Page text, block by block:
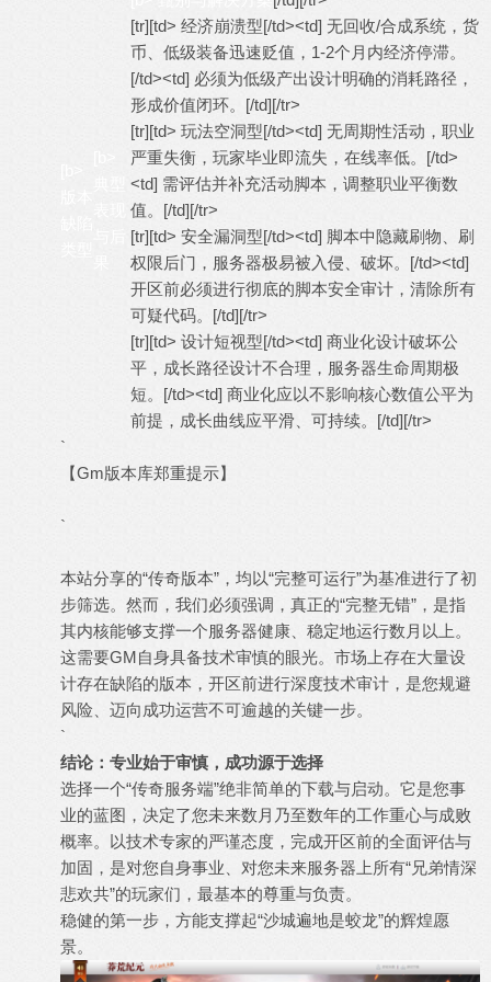
[tr][td> 经济崩溃型[/td><td] 无回收/合成系统，货
币、低级装备迅速贬值，1-2个月内经济停滞。
[/td><td] 必须为低级产出设计明确的消耗路径，
形成价值闭环。[/td][/tr>
[tr][td> 玩法空洞型[/td><td] 无周期性活动，职业
严重失衡，玩家毕业即流失，在线率低。[/td>
<td] 需评估并补充活动脚本，调整职业平衡数
值。[/td][/tr>
[tr][td> 安全漏洞型[/td><td] 脚本中隐藏刷物、刷
权限后门，服务器极易被入侵、破坏。[/td><td]
开区前必须进行彻底的脚本安全审计，清除所有
可疑代码。[/td][/tr>
[tr][td> 设计短视型[/td><td] 商业化设计破坏公
平，成长路径设计不合理，服务器生命周期极
短。[/td><td] 商业化应以不影响核心数值公平为
前提，成长曲线应平滑、可持续。[/td][/tr>
`
【Gm版本库郑重提示】
`
本站分享的“传奇版本”，均以“完整可运行”为基准进行了初
步筛选。然而，我们必须强调，真正的“完整无错”，是指
其内核能够支撑一个服务器健康、稳定地运行数月以上。
这需要GM自身具备技术审慎的眼光。市场上存在大量设
计存在缺陷的版本，开区前进行深度技术审计，是您规避
风险、迈向成功运营不可逾越的关键一步。
`
结论：专业始于审慎，成功源于选择
选择一个“传奇服务端”绝非简单的下载与启动。它是您事
业的蓝图，决定了您未来数月乃至数年的工作重心与成败
概率。以技术专家的严谨态度，完成开区前的全面评估与
加固，是对您自身事业、对您未来服务器上所有“兄弟情深
悲欢共”的玩家们，最基本的尊重与负责。
稳健的第一步，方能支撑起“沙城遍地是蛟龙”的辉煌愿
景。